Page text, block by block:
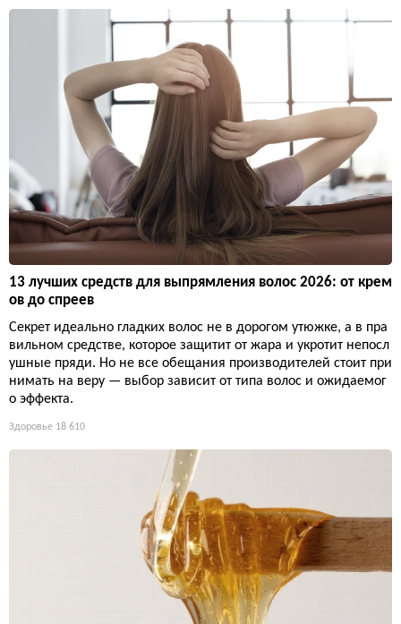
13 лучших средств для выпрямления волос 2026: от крем
ов до спреев
Секрет идеально гладких волос не в дорогом утюжке, а в пра
вильном средстве, которое защитит от жара и укротит непосл
ушные пряди. Но не все обещания производителей стоит при
нимать на веру — выбор зависит от типа волос и ожидаемог
о эффекта.
Здоровье 18 610